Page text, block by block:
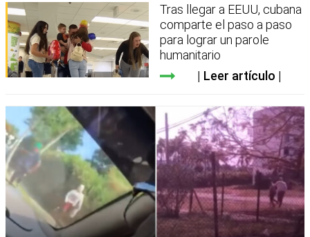
Tras llegar a EEUU, cubana
comparte el paso a paso
para lograr un parole
humanitario
Leer artículo